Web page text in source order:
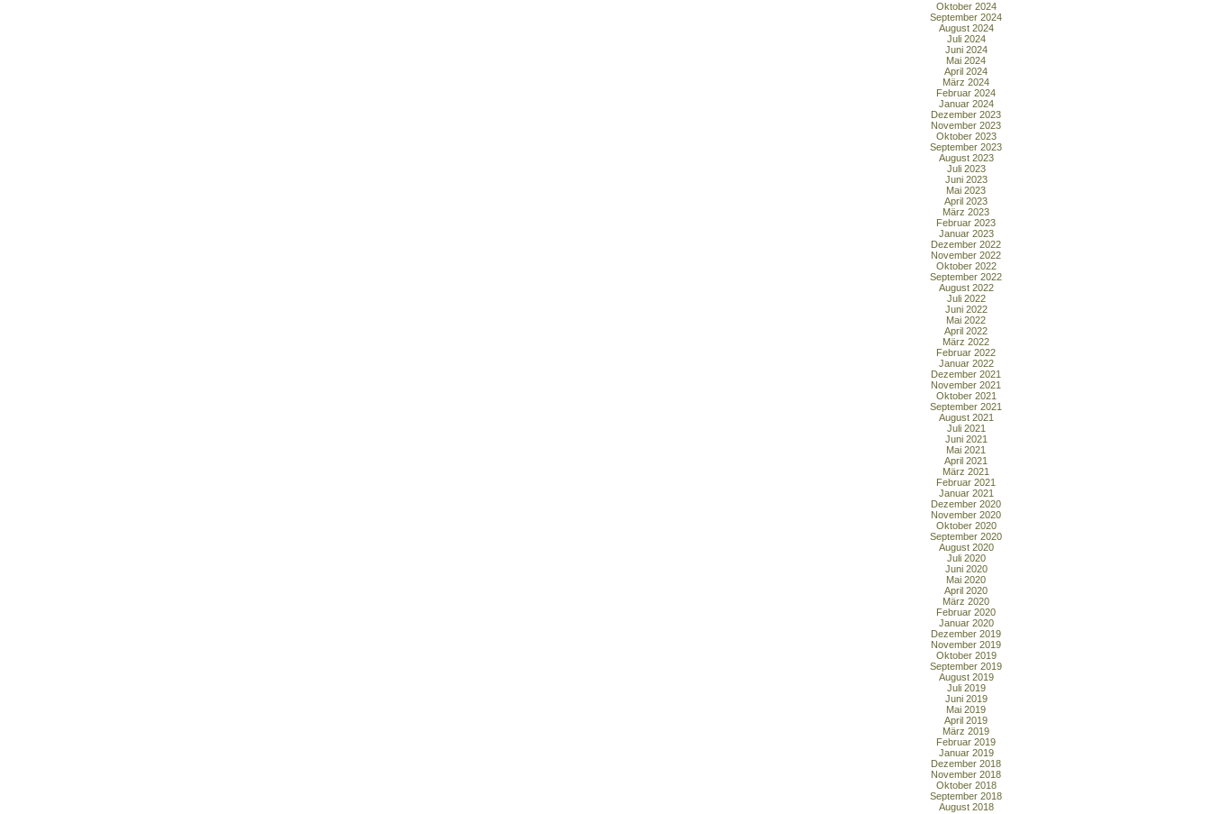
Oktober 2024
September 2024
August 2024
Juli 2024
Juni 2024
Mai 2024
April 2024
März 2024
Februar 2024
Januar 2024
Dezember 2023
November 2023
Oktober 2023
September 2023
August 2023
Juli 2023
Juni 2023
Mai 2023
April 2023
März 2023
Februar 2023
Januar 2023
Dezember 2022
November 2022
Oktober 2022
September 2022
August 2022
Juli 2022
Juni 2022
Mai 2022
April 2022
März 2022
Februar 2022
Januar 2022
Dezember 2021
November 2021
Oktober 2021
September 2021
August 2021
Juli 2021
Juni 2021
Mai 2021
April 2021
März 2021
Februar 2021
Januar 2021
Dezember 2020
November 2020
Oktober 2020
September 2020
August 2020
Juli 2020
Juni 2020
Mai 2020
April 2020
März 2020
Februar 2020
Januar 2020
Dezember 2019
November 2019
Oktober 2019
September 2019
August 2019
Juli 2019
Juni 2019
Mai 2019
April 2019
März 2019
Februar 2019
Januar 2019
Dezember 2018
November 2018
Oktober 2018
September 2018
August 2018